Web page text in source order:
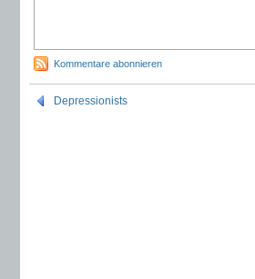
Kommentare abonnieren
Depressionists